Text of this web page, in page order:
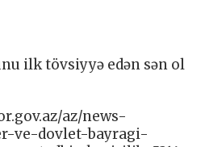
ilk tövsiyyə edən sən ol
az/news-
ve-dovlet-bayragi-